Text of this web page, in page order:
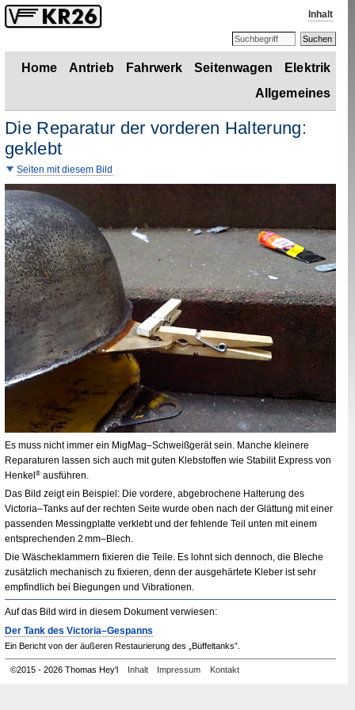
Inhalt
Home Antrieb Fahrwerk Seitenwagen
Elektrik
Allgemeines
Die Reparatur der vorderen Halterung:
geklebt
Seiten mit diesem Bild
Es muss nicht immer ein MigMag–Schweißgerät sein. Manche kleinere
Reparaturen lassen sich auch mit guten Klebstoffen wie Stabilit Express von
Henkel® ausführen.
Das Bild zeigt ein Beispiel: Die vordere, abgebrochene Halterung des
Victoria–Tanks auf der rechten Seite wurde oben nach der Glättung mit einer
passenden Messingplatte verklebt und der fehlende Teil unten mit einem
entsprechenden 2 mm–Blech.
Die Wäscheklammern fixieren die Teile. Es lohnt sich dennoch, die Bleche
zusätzlich mechanisch zu fixieren, denn der ausgehärtete Kleber ist sehr
empfindlich bei Biegungen und Vibrationen.
Auf das Bild wird in diesem Dokument verwiesen:
Der Tank des Victoria–Gespanns
Ein Bericht von der äußeren Restaurierung des „Büffeltanks”.
©2015 - 2026 Thomas Hey'l Inhalt Impressum Kontakt